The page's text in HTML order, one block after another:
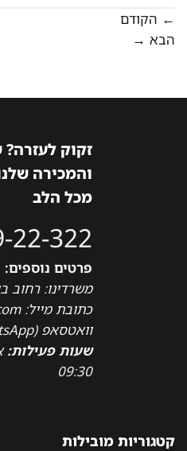
← הקודם
הבא →
זקוק
והמכירה
מכל הלב
22-322
פרטים נוספים:
משרדינו: רחוב בוסל
כתובת מייל: m4aisrael@gmail.com
וואטסאפ (WhatsApp) - 058-6057111
שעות פעילות:
09:30
קטגוריות מובילות